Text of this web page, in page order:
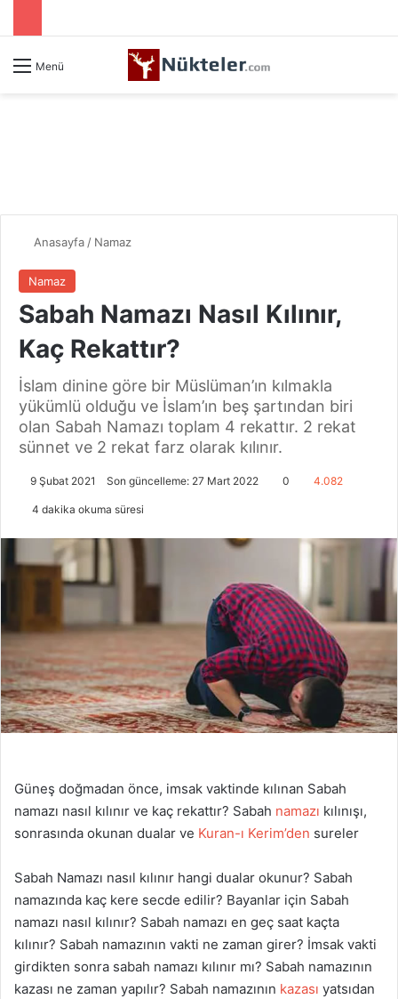
Menü
Anasayfa / Namaz
Namaz
Sabah Namazı Nasıl Kılınır,
Kaç Rekattır?
İslam dinine göre bir Müslüman’ın kılmakla
yükümlü olduğu ve İslam’ın beş şartından biri
olan Sabah Namazı toplam 4 rekattır. 2 rekat
sünnet ve 2 rekat farz olarak kılınır.
9 Şubat 2021 Son güncelleme: 27 Mart 2022 0 4.082
4 dakika okuma süresi
Güneş doğmadan önce, imsak vaktinde kılınan Sabah
namazı nasıl kılınır ve kaç rekattır? Sabah namazı kılınışı,
sonrasında okunan dualar ve Kuran-ı Kerim’den sureler
Sabah Namazı nasıl kılınır hangi dualar okunur? Sabah
namazında kaç kere secde edilir? Bayanlar için Sabah
namazı nasıl kılınır? Sabah namazı en geç saat kaçta
kılınır? Sabah namazının vakti ne zaman girer? İmsak vakti
girdikten sonra sabah namazı kılınır mı? Sabah namazının
kazası ne zaman yapılır? Sabah namazının kazası yatsıdan